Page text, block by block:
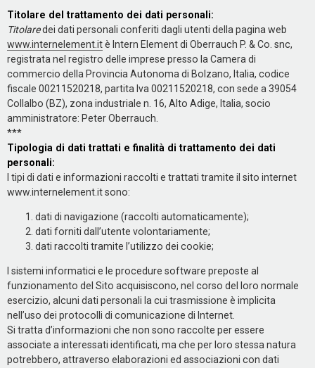
Titolare del trattamento dei dati personali:
Titolaredei dati personali conferiti dagli utenti della pagina web
www.internelement.itè Intern Element di Oberrauch P. & Co. snc,
registrata nel registro delle imprese presso la Camera di
commercio della Provincia Autonoma di Bolzano, Italia, codice
fiscale 00211520218, partita Iva 00211520218, con sede a 39054
Collalbo (BZ), zona industriale n. 16, Alto Adige, Italia, socio
amministratore: Peter Oberrauch.
***
Tipologia di dati trattati e finalità di trattamento dei dati
personali:
I tipi di dati e informazioni raccolti e trattati tramite il sito internet
www.internelement.it sono:
dati di navigazione (raccolti automaticamente);
dati forniti dall’utente volontariamente;
dati raccolti tramite l’utilizzo dei cookie;
I sistemi informatici e le procedure software preposte al
funzionamento del Sito acquisiscono, nel corso del loro normale
esercizio, alcuni dati personali la cui trasmissione è implicita
nell’uso dei protocolli di comunicazione di Internet.
Si tratta d’informazioni che non sono raccolte per essere
associate a interessati identificati, ma che per loro stessa natura
potrebbero, attraverso elaborazioni ed associazioni con dati